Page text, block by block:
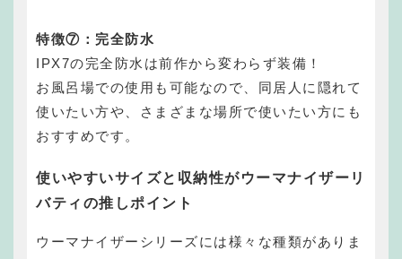
特徴⑦：完全防水
IPX7の完全防水は前作から変わらず装備！
お風呂場での使用も可能なので、同居人に隠れて
使いたい方や、さまざまな場所で使いたい方にも
おすすめです。
使いやすいサイズと収納性がウーマナイザーリ
バティの推しポイント
ウーマナイザーシリーズには様々な種類がありま